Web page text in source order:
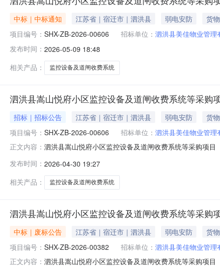
中标｜中标通知 江苏省｜宿迁市｜泗洪县 弱电安防
货物
项目编号： SHX-ZB-2026-00606 招标单位： 泗洪县美佳物业管理
发布时间： 2026-05-09 18:48
相关产品：
监控设备及道闸收费系统
泗洪县嵩山悦府小区监控设备及道闸收费系统等采购
招标｜招标公告 江苏省｜宿迁市｜泗洪县 弱电安防
货物
项目编号： SHX-ZB-2026-00606 招标单位： 泗洪县美佳物业管理
正文内容： 泗洪县嵩山悦府小区监控设备及道闸收费系统等采购项
及道闸收费系统等，主要包括56台400万双光筒型网络
限：7日历天（合同签
发布时间： 2026-04-30 19:27
相关产品：
监控设备及道闸收费系统
泗洪县嵩山悦府小区监控设备及道闸收费系统等采购
中标｜废标公告 江苏省｜宿迁市｜泗洪县 弱电安防
货物
项目编号： SHX-ZB-2026-00382 招标单位： 泗洪县美佳物业管理
正文内容： 泗洪县嵩山悦府小区监控设备及道闸收费系统等采购项